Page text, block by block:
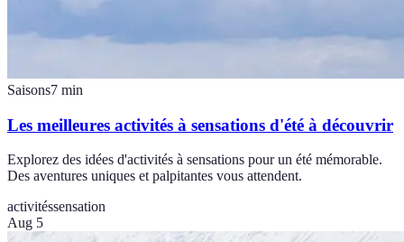
Saisons7 min
Les meilleures activités à sensations d'été à découvrir
Explorez des idées d'activités à sensations pour un été mémorable.
Des aventures uniques et palpitantes vous attendent.
activitéssensation
Aug 5